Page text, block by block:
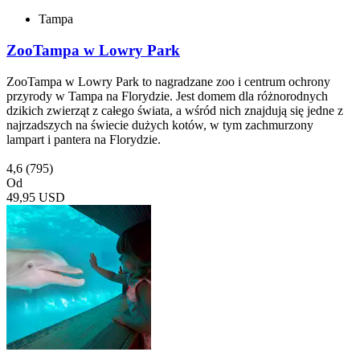
Tampa
ZooTampa w Lowry Park
ZooTampa w Lowry Park to nagradzane zoo i centrum ochrony
przyrody w Tampa na Florydzie. Jest domem dla różnorodnych
dzikich zwierząt z całego świata, a wśród nich znajdują się jedne z
najrzadszych na świecie dużych kotów, w tym zachmurzony
lampart i pantera na Florydzie.
4,6 (795)
Od
49,95 USD